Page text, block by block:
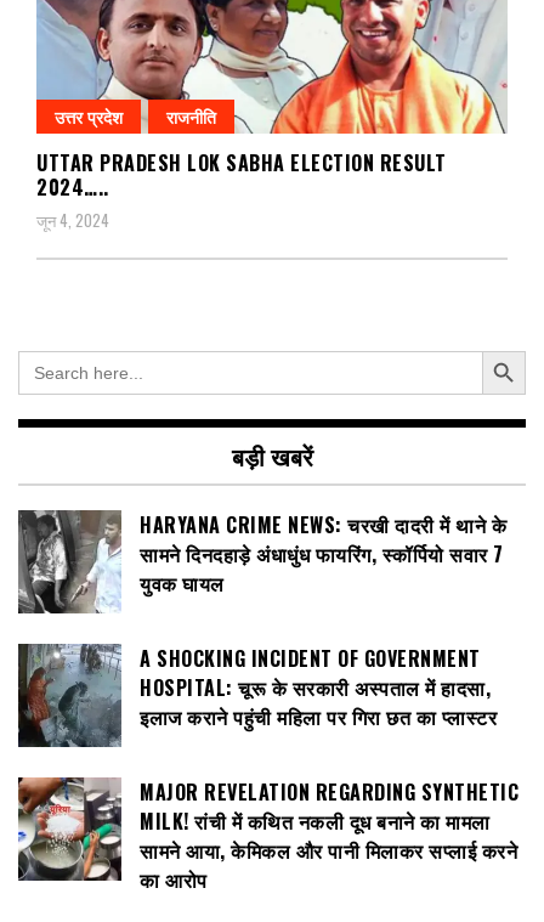
उत्तर प्रदेश राजनीति
UTTAR PRADESH LOK SABHA ELECTION RESULT
2024…..
जून 4, 2024
Search
for:
Search Button
बड़ी खबरें
HARYANA CRIME NEWS: चरखी दादरी में थाने के
सामने दिनदहाड़े अंधाधुंध फायरिंग, स्कॉर्पियो सवार 7
युवक घायल
A SHOCKING INCIDENT OF GOVERNMENT
HOSPITAL: चूरू के सरकारी अस्पताल में हादसा,
इलाज कराने पहुंची महिला पर गिरा छत का प्लास्टर
MAJOR REVELATION REGARDING SYNTHETIC
MILK! रांची में कथित नकली दूध बनाने का मामला
सामने आया, केमिकल और पानी मिलाकर सप्लाई करने
का आरोप